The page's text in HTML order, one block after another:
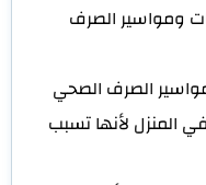
ومواسير الصرف
الصرف الصحي
المنزل لأنها تسبب